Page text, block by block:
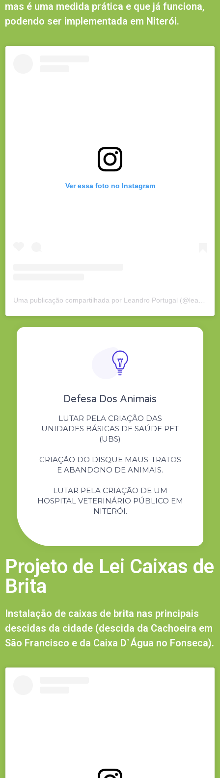
mas é uma medida prática e que já funciona,
podendo ser implementada em Niterói.
Ver essa foto no Instagram
Uma publicação compartilhada por Leandro Portugal (@leandroportugalrj)
Defesa Dos Animais
LUTAR PELA CRIAÇÃO DAS
UNIDADES BÁSICAS DE SAÚDE PET
(UBS)
CRIAÇÃO DO DISQUE MAUS-TRATOS
E ABANDONO DE ANIMAIS.
LUTAR PELA CRIAÇÃO DE UM
HOSPITAL VETERINÁRIO PÚBLICO EM
NITERÓI.
Projeto de Lei Caixas de
Brita
Instalação de caixas de brita nas principais
descidas da cidade (descida da Cachoeira em
São Francisco e da Caixa D`Água no Fonseca).